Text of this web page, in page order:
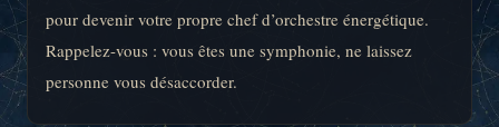
pour devenir votre propre chef d’orchestre énergétique.
Rappelez-vous : vous êtes une symphonie, ne laissez
personne vous désaccorder.